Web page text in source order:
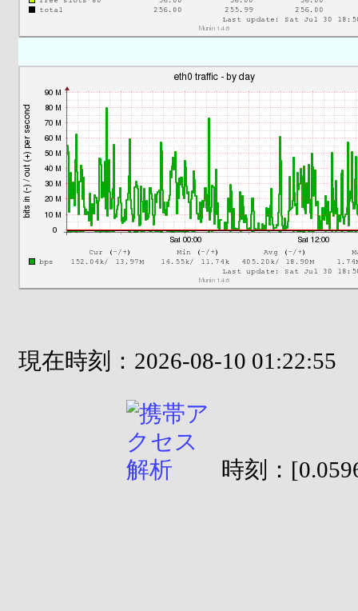
現在時刻：2026-08-10 01:22:55
時刻：